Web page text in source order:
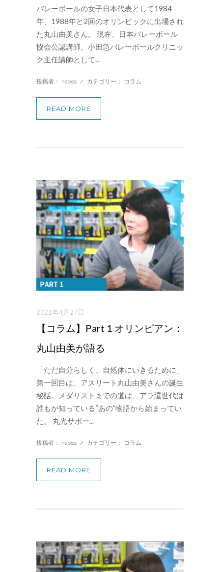
バレーボールの女子日本代表として1984
年、1988年と2回のオリンピックに出場され
た丸山由美さん。 現在、日本バレーボール
協会公認講師、小田急バレーボールクリニッ
ク主任講師として...
投稿者： naoss / カテゴリー： コラム
READ MORE
2021年4月27日
【コラム】Part 1 オリンピアン：
丸山由美が語る
「ただ自分らしく、自然体にいきるために」
第一回目は、アスリート丸山由美さんの誕生
秘話。メダリストまでの道は、アラ還世代は
誰もが知っている“あの”物語から始まってい
た。 丸光サポー...
投稿者： naoss / カテゴリー： コラム
READ MORE